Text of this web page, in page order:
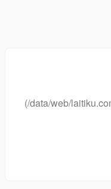
(/data/web/